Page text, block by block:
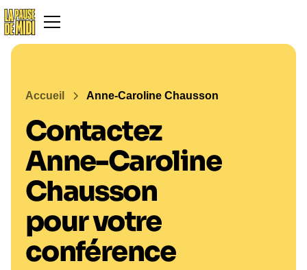
Accueil Anne-Caroline Chausson
Contactez
Anne-Caroline
Chausson
pour votre
conférence